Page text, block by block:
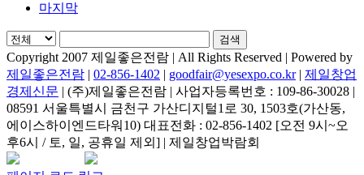
마지막
검색
Copyright 2007 제일좋은전람 | All Rights Reserved | Powered by
제일좋은전람 | 02-856-1402 | goodfair@yesexpo.co.kr| 제일창업
경제신문 | (주)제일좋은전람 | 사업자등록번호 : 109-86-30028 |
08591 서울특별시 금천구 가산디지털1로 30, 1503호(가산동,
에이스하이엔드타워10) 대표전화 : 02-856-1402 [오전 9시~오
후6시 / 토, 일, 공휴일 제외] | 제일창업박람회
카
네